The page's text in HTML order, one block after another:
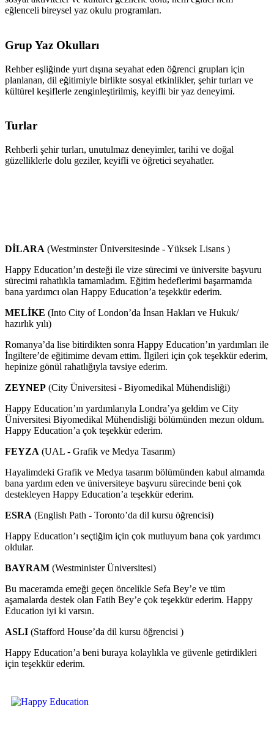
eğlenceli bireysel yaz okulu programları.
Grup Yaz Okulları
Rehber eşliğinde yurt dışına seyahat eden öğrenci grupları için
planlanan, dil eğitimiyle birlikte sosyal etkinlikler, şehir turları ve
kültürel keşiflerle zenginleştirilmiş, keyifli bir yaz deneyimi.
Turlar
Rehberli şehir turları, unutulmaz deneyimler, tarihi ve doğal
güzelliklerle dolu geziler, keyifli ve öğretici seyahatler.
DİLARA (Westminster Üniversitesinde - Yüksek Lisans )
Happy Education’ın desteği ile vize sürecimi ve üniversite başvuru
sürecimi rahatlıkla tamamladım. Eğitim hedeflerimi başarmamda
bana yardımcı olan Happy Education’a teşekkür ederim.
MELİKE (Into City of London’da İnsan Hakları ve Hukuk/
hazırlık yılı)
Romanya’da lise bitirdikten sonra Happy Education’ın yardımları ile
İngiltere’de eğitimime devam ettim. İlgileri için çok teşekkür ederim,
hepinize gönül rahatlığıyla tavsiye ederim.
ZEYNEP (City Üniversitesi - Biyomedikal Mühendisliği)
Happy Education’ın yardımlarıyla Londra’ya geldim ve City
Üniversitesi Biyomedikal Mühendisliği bölümünden mezun oldum.
Happy Education’a çok teşekkür ederim.
FEYZA (UAL - Grafik ve Medya Tasarım)
Hayalimdeki Grafik ve Medya tasarım bölümünden kabul almamda
bana yardım eden ve üniversiteye başvuru sürecinde beni çok
destekleyen Happy Education’a teşekkür ederim.
ESRA (English Path - Toronto’da dil kursu öğrencisi)
Happy Education’ı seçtiğim için çok mutluyum bana çok yardımcı
oldular.
BAYRAM (Westminister Üniversitesi)
Bu maceramda emeği geçen öncelikle Sefa Bey’e ve tüm
aşamalarda destek olan Fatih Bey’e çok teşekkür ederim. Happy
Education iyi ki varsın.
ASLI (Stafford House’da dil kursu öğrencisi )
Happy Education’a beni buraya kolaylıkla ve güvenle getirdikleri
için teşekkür ederim.